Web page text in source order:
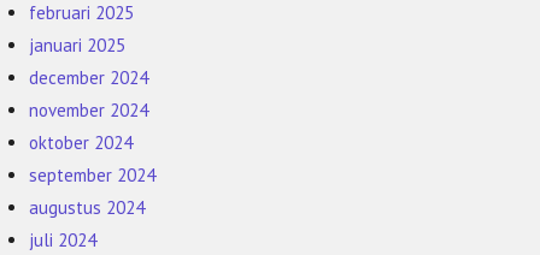
februari 2025
januari 2025
december 2024
november 2024
oktober 2024
september 2024
augustus 2024
juli 2024